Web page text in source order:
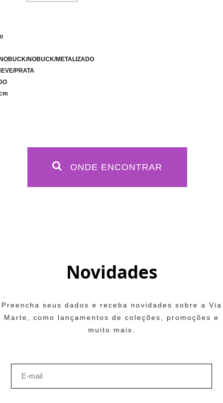
NOBUCK/METALIZADO
PRATA
ONDE ENCONTRAR
Novidades
Preencha seus dados e receba novidades sobre a Via
Marte, como lançamentos de coleções, promoções e
muito mais.